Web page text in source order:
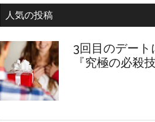
人気の投稿
3回目のデート
『究極の必殺技